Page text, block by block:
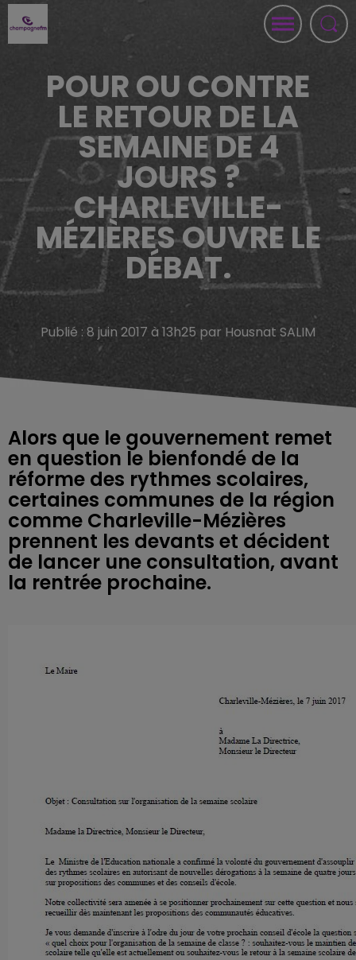
POUR OU CONTRE
LE RETOUR DE LA
SEMAINE DE 4
JOURS ?
CHARLEVILLE-
MÉZIÈRES OUVRE LE
DÉBAT.
Publié : 8 juin 2017 à 13h25 par Housnat SALIM
Alors que le gouvernement remet
en question le bienfondé de la
réforme des rythmes scolaires,
certaines communes de la région
comme Charleville-Mézières
prennent les devants et décident
de lancer une consultation, avant
la rentrée prochaine.